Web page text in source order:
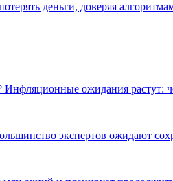
деньги, доверяя
Инфляционные ожидания
экспертов ожидают